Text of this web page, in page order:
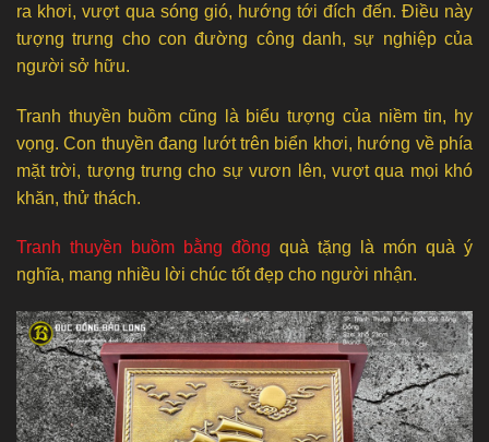
ra khơi, vượt qua sóng gió, hướng tới đích đến. Điều này
tượng trưng cho con đường công danh, sự nghiệp của
người sở hữu.
Tranh thuyền buồm cũng là biểu tượng của niềm tin, hy
vọng. Con thuyền đang lướt trên biển khơi, hướng về phía
mặt trời, tượng trưng cho sự vươn lên, vượt qua mọi khó
khăn, thử thách.
Tranh thuyền buồm bằng đồng quà tặng là món quà ý
nghĩa, mang nhiều lời chúc tốt đẹp cho người nhận.